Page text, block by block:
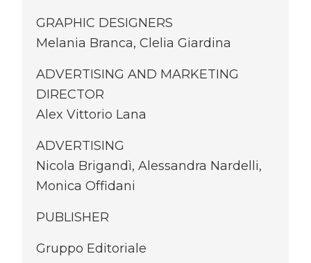
GRAPHIC DESIGNERS
Melania Branca, Clelia Giardina
ADVERTISING AND MARKETING
DIRECTOR
Alex Vittorio Lana
ADVERTISING
Nicola Brigandì, Alessandra Nardelli,
Monica Offidani
PUBLISHER
Gruppo Editoriale